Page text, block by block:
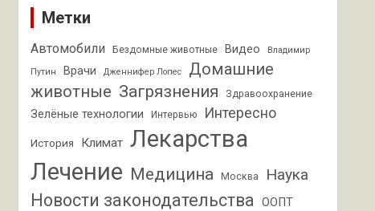
Метки
Автомобили Бездомные животные Видео Владимир
Путин Врачи Дженнифер Лопес
Домашние
животные Загрязнения Здравоохранение
Зелёные технологии Интервью Интересно
История Климат Лекарства
Лечение Медицина Москва Наука
Новости законодательства ООПТ